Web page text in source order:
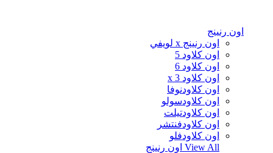
اون رنينج
اون رنينج x لويفي
اون كلاود 5
اون كلاود 6
اون كلاود x 3
اون كلاودنوفا
اون كلاودسولو
اون كلاودتيلت
اون كلاودفنتشر
اون كلاودفلو
View All اون رنينج